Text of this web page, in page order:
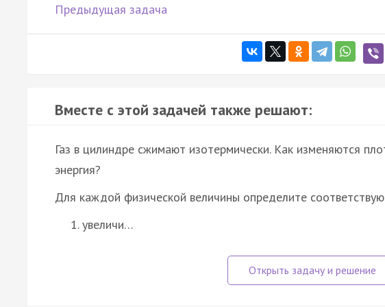
Предыдущая задача
Вместе с этой задачей также решают:
Газ в цилиндре сжимают изотермически. Как изменяются
энергия?
Для каждой физической величины определите
увеличи…